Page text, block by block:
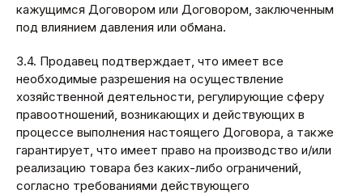
кажущимся Договором или Договором, заключенным
под влиянием давления или обмана.
3.4. Продавец подтверждает, что имеет все
необходимые разрешения на осуществление
хозяйственной деятельности, регулирующие сферу
правоотношений, возникающих и действующих в
процессе выполнения настоящего Договора, а также
гарантирует, что имеет право на производство и/или
реализацию товара без каких-либо ограничений,
согласно требованиями действующего